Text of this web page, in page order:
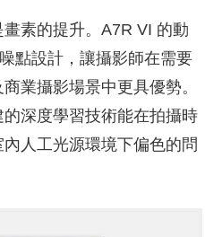
素的提升。A7R VI 的動
點設計，讓攝影師在需要
業攝影場景中更具優勢。
深度學習技術能在拍攝時
人工光源環境下偏色的問